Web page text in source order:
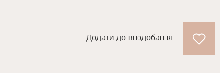
Додати до вподобання